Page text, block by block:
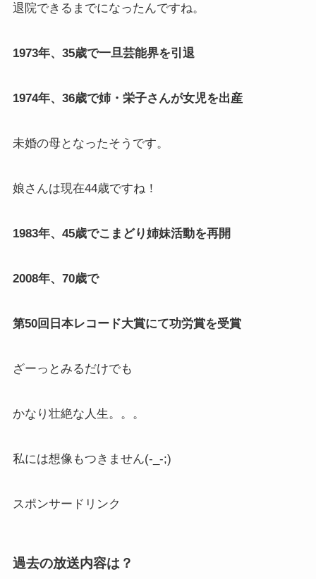
退院できるまでになったんですね。
1973年、35歳で一旦芸能界を引退
1974年、36歳で姉・栄子さんが女児を出産
未婚の母となったそうです。
娘さんは現在44歳ですね！
1983年、45歳でこまどり姉妹活動を再開
2008年、70歳で
第50回日本レコード大賞にて功労賞を受賞
ざーっとみるだけでも
かなり壮絶な人生。。。
私には想像もつきません(-_-;)
スポンサードリンク
過去の放送内容は？